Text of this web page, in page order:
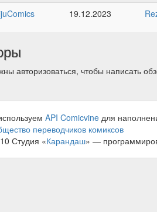
19.12.2023
авторизоваться, чтобы написать
API Comicvine для
переводчиков комиксов
Студия «Карандаш» —